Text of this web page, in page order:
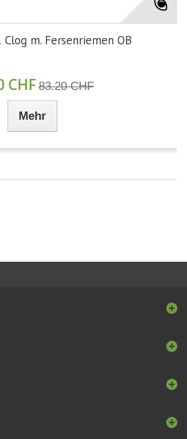
Clog m. Fersenriemen OB
CHF 83.20 CHF
Mehr